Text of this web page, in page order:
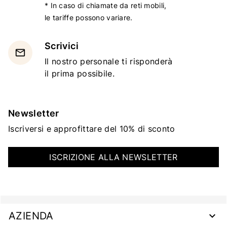
* In caso di chiamate da reti mobili,
le tariffe possono variare.
email
Scrivici
Il nostro personale ti risponderà
il prima possibile.
Newsletter
Iscriversi e approfittare del 10% di sconto
ISCRIZIONE ALLA NEWSLETTER
AZIENDA